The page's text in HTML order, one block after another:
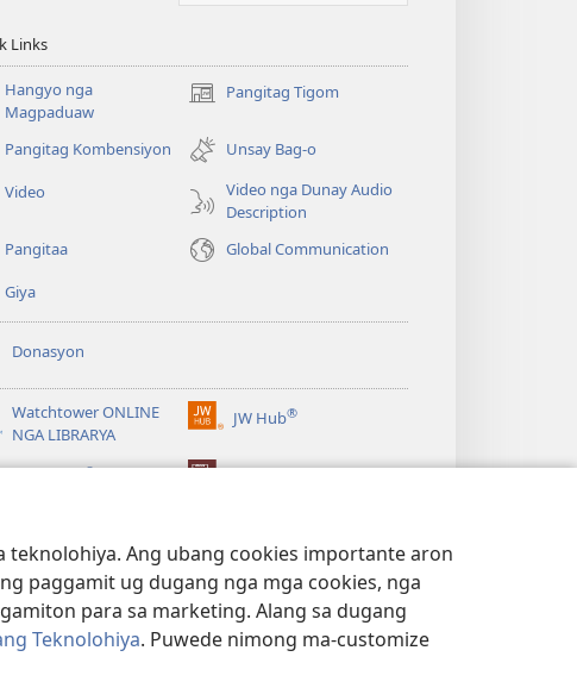
Ang ubang cookies importante aron
paggamit ug dugang nga mga cookies, nga
para sa marketing. Alang sa dugang
Teknolohiya. Puwede nimong ma-customize
Links
Hangyo nga
Magpaduaw
Pangitag Tigom
(mo-
ug
ong
window)
Pangitag Kombensiyon
Unsay Bag-o
Video
Video nga Dunay Audio
Description
Pangitaa
Global Communication
Giya
Donasyon
Watchtower ONLINE
NGA LIBRARYA
JW Hub®
(mo-
ug
®